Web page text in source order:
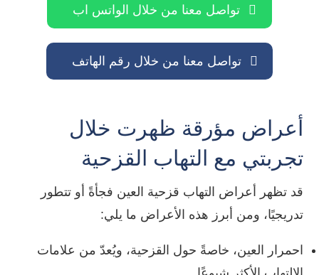
تواصل معنا من خلال الواتس اب
تواصل معنا من خلال رقم الهاتف
أعراض مؤرقة ظهرت خلال
تجربتي مع التهاب القزحية
قد تظهر أعراض التهاب قزحية العين فجأةً أو تتطور
تدريجيًا، ومن أبرز هذه الأعراض ما يلي:
احمرار العين، خاصةً حول القزحية، ويُعدّ من علامات